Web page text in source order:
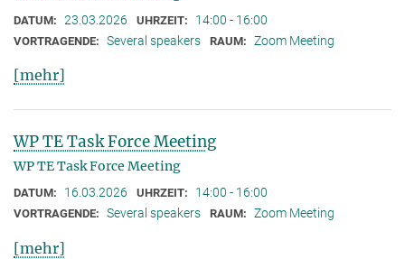
DATUM: 23.03.2026 UHRZEIT: 14:00 - 16:00
VORTRAGENDE: Several speakers RAUM: Zoom Meeting
[mehr]
WP TE Task Force Meeting
WP TE Task Force Meeting
DATUM: 16.03.2026 UHRZEIT: 14:00 - 16:00
VORTRAGENDE: Several speakers RAUM: Zoom Meeting
[mehr]